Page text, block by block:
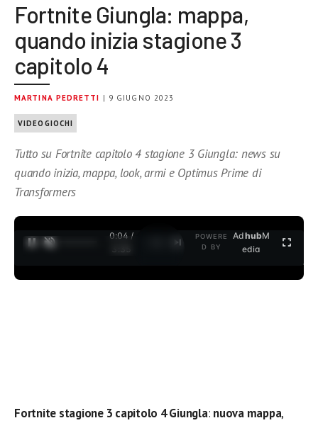
Fortnite Giungla: mappa,
quando inizia stagione 3
capitolo 4
MARTINA PEDRETTI | 9 GIUGNO 2023
VIDEOGIOCHI
Tutto su Fortnite capitolo 4 stagione 3 Giungla: news su
quando inizia, mappa, look, armi e Optimus Prime di
Transformers
0:04 /
3:35
POWERE
D BY
AdhubM
edia
Fortnite stagione 3 capitolo 4 Giungla: nuova mappa,